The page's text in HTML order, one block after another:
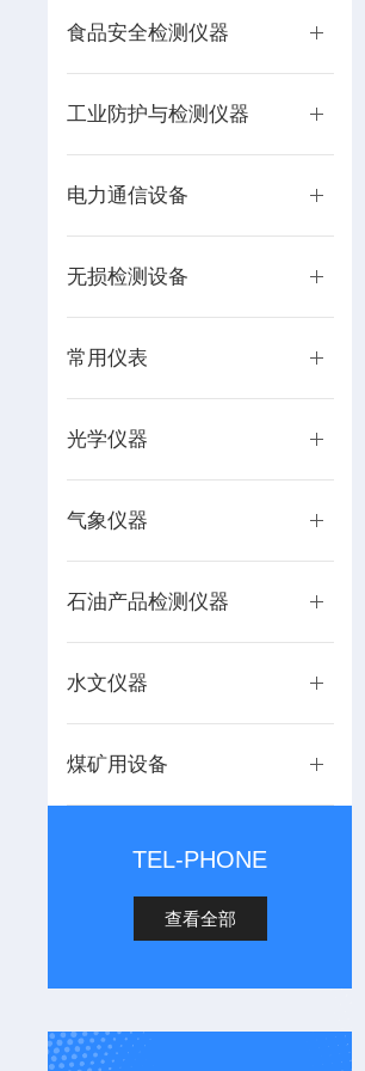
食品安全检测仪器
工业防护与检测仪器
电力通信设备
无损检测设备
常用仪表
光学仪器
气象仪器
石油产品检测仪器
水文仪器
煤矿用设备
TEL-PHONE
查看全部